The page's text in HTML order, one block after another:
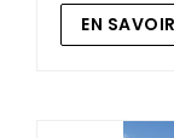
EN